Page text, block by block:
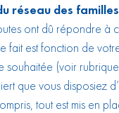
réseau des
ont dû répondre à
fait est fonction de
(voir
que vous disposiez
tout est mis en